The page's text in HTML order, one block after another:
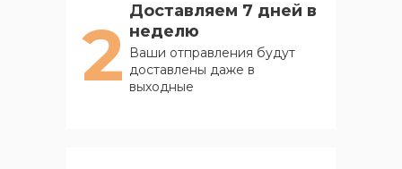
Доставляем 7 дней в
неделю
Ваши отправления будут
доставлены даже в
выходные
2